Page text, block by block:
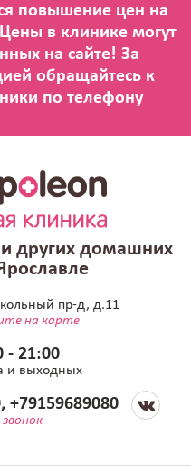
других домашних
пр-д, д.11
на карте
- 21:00
и выходных
+79159689080